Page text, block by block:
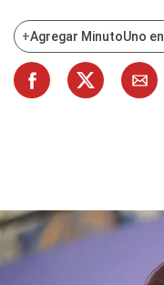
+Agregar MinutoUno en